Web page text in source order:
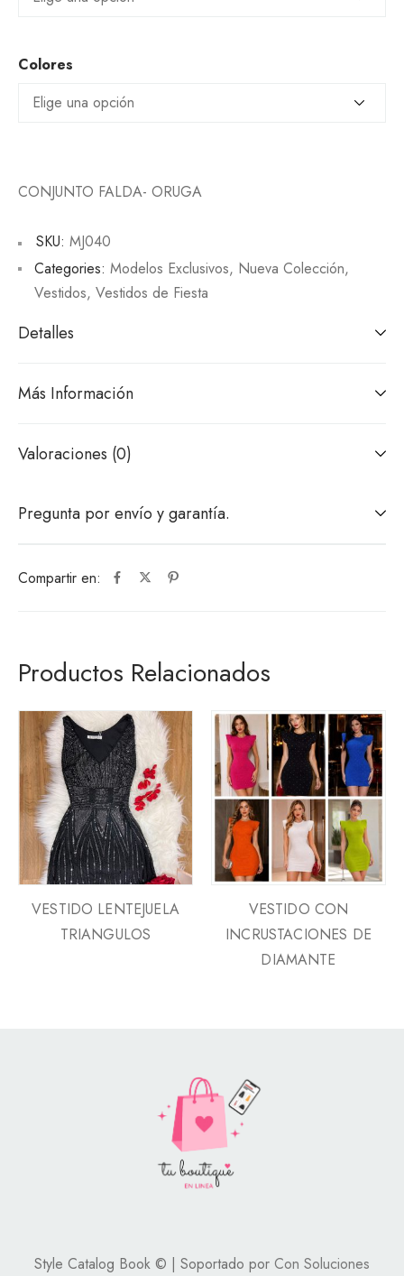
Colores
CONJUNTO FALDA- ORUGA
Compartir en:
SKU: MJ040
Categories: Modelos Exclusivos, Nueva Colección,
Vestidos, Vestidos de Fiesta
Detalles
Más Información
Valoraciones (0)
Pregunta por envío y garantía.
Productos Relacionados
VESTIDO LENTEJUELA
TRIANGULOS
VESTIDO CON
INCRUSTACIONES DE
DIAMANTE
Style Catalog Book © | Soportado por Con Soluciones